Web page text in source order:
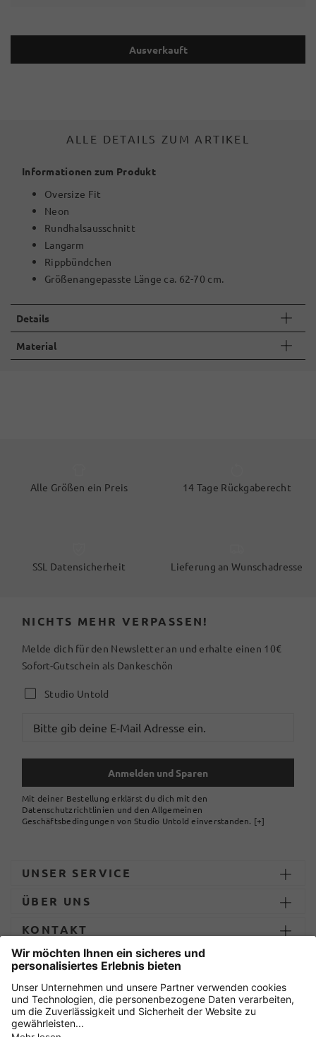
Ausverkauft
ALLE DETAILS ZUM ARTIKEL
Informationen zum Produkt
Oversize Fit
Neon
Rundhalsausschnitt
Langarm
Rippbündchen
Größenangepasste Länge ca. 62-70 cm.
Details
Material
Alle Größen ein Preis 14 Tage Rückgaberecht
SSL Datensicherheit Lieferung an Wunschadresse
NICHTS MEHR VERPASSEN!
Melde dich für den Newsletter an und erhalte einen 10€
Sofort-Gutschein als Dankeschön
Studio Untold
Anmelden und Sparen
Mit deiner Bestellung erklärst du dich mit den
Datenschutzrichtlinien und den Allgemeinen
Geschäftsbedingungen von Studio Untold einverstanden. [+]
UNSER SERVICE
ÜBER UNS
KONTAKT
ZAHLUNG UND LIEFERUNG
Sicher einkaufen mit